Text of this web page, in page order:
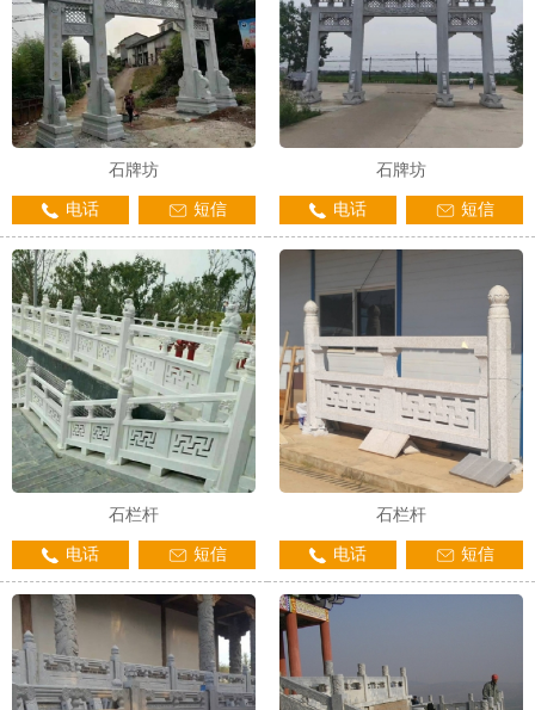
1 3
石牌坊
电话 短信
石牌坊
电话 短信
石栏杆
电话 短信
石栏杆
电话 短信